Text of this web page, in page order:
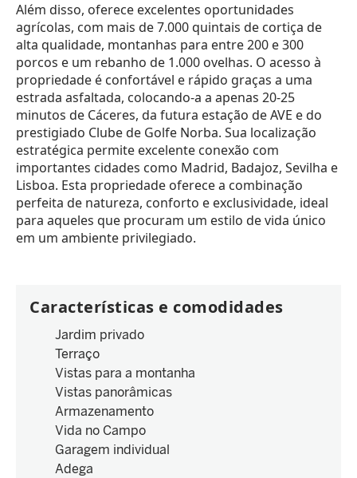
Além disso, oferece excelentes oportunidades
agrícolas, com mais de 7.000 quintais de cortiça de
alta qualidade, montanhas para entre 200 e 300
porcos e um rebanho de 1.000 ovelhas. O acesso à
propriedade é confortável e rápido graças a uma
estrada asfaltada, colocando-a a apenas 20-25
minutos de Cáceres, da futura estação de AVE e do
prestigiado Clube de Golfe Norba. Sua localização
estratégica permite excelente conexão com
importantes cidades como Madrid, Badajoz, Sevilha e
Lisboa. Esta propriedade oferece a combinação
perfeita de natureza, conforto e exclusividade, ideal
para aqueles que procuram um estilo de vida único
em um ambiente privilegiado.
Características e comodidades
Jardim privado
Terraço
Vistas para a montanha
Vistas panorâmicas
Armazenamento
Vida no Campo
Garagem individual
Adega